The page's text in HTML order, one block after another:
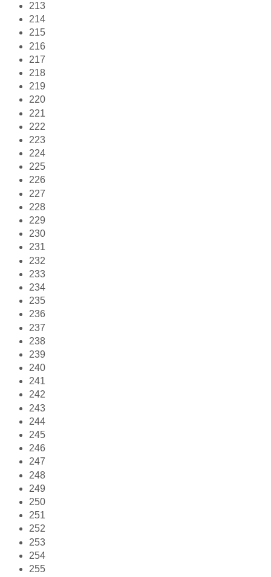
213
214
215
216
217
218
219
220
221
222
223
224
225
226
227
228
229
230
231
232
233
234
235
236
237
238
239
240
241
242
243
244
245
246
247
248
249
250
251
252
253
254
255